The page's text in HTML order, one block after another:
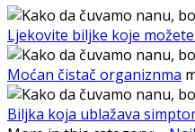
Ljekovite biljke koje
Moćan čistač organiznma
Biljka koja ublažava